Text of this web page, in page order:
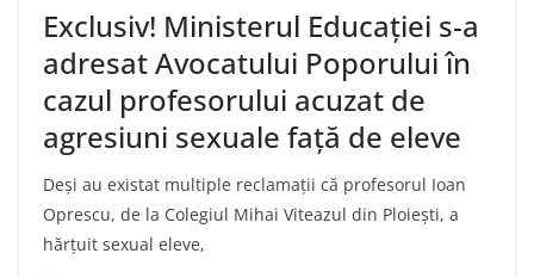
Exclusiv! Ministerul Educației s-a
adresat Avocatului Poporului în
cazul profesorului acuzat de
agresiuni sexuale față de eleve
Deși au existat multiple reclamații că profesorul Ioan
Oprescu, de la Colegiul Mihai Viteazul din Ploiești, a
hărțuit sexual eleve,